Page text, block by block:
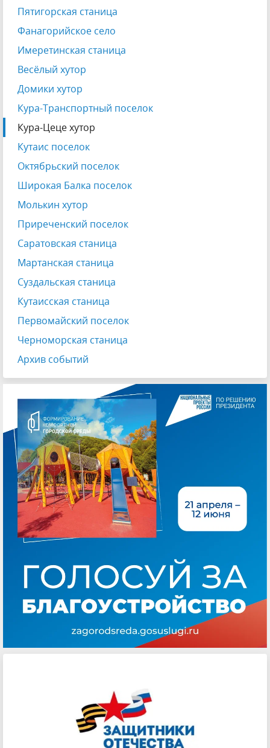
Пятигорская станица
Фанагорийское село
Имеретинская станица
Весёлый хутор
Домики хутор
Кура-Транспортный поселок
Кура-Цеце хутор
Кутаис поселок
Октябрьский поселок
Широкая Балка поселок
Молькин хутор
Приреченский поселок
Саратовская станица
Мартанская станица
Суздальская станица
Кутаисская станица
Первомайский поселок
Черноморская станица
Архив событий